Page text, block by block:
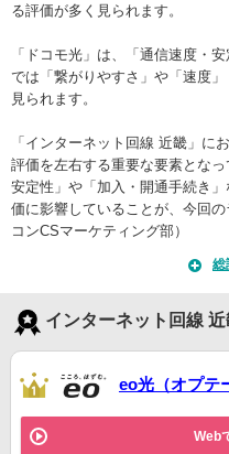
る評価が多く見られます。
「ドコモ光」は、「通信速度・
では「繋がりやすさ」や「速度
見られます。
「インターネット回線 近畿」に
評価を左右する重要な要素とな
安定性」や「加入・開通手続き
価に影響していることが、今回
コンCSマーケティング部）
総
インターネット回線
eo光（オプテ
Web